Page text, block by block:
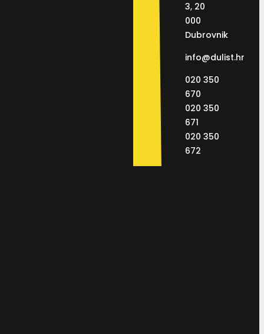
3, 20
000
Dubrovnik
info@dulist.hr
020 350
670
020 350
671
020 350
672